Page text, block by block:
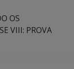
OS
VIII: PROVA